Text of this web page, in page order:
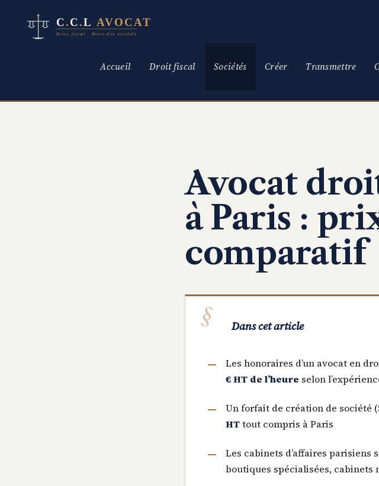
contenu
Accueil Droit fiscal Sociétés Créer Transmettre
Avocat
à Paris :
comparatif
Dans cet article
Les honoraires d’un avocat en
€ HT de l’heure selon
Un forfait de création de société
HTtout compris à Paris
Les cabinets d’affaires parisiens
boutiques spécialisées,